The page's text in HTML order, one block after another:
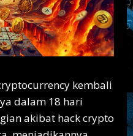
kembali
dalam 18 hari
akibat hack crypto